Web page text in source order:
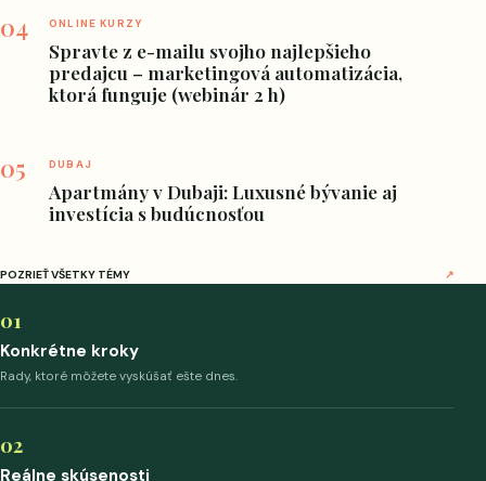
04 ONLINE KURZY
Spravte z e-mailu svojho najlepšieho
predajcu – marketingová automatizácia,
ktorá funguje (webinár 2 h)
05 DUBAJ
Apartmány v Dubaji: Luxusné bývanie aj
investícia s budúcnosťou
POZRIEŤ VŠETKY TÉMY ↗
01
Konkrétne kroky
Rady, ktoré môžete vyskúšať ešte dnes.
02
Reálne skúsenosti